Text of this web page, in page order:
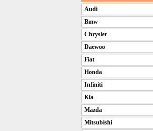
Audi
Bmw
Chrysler
Daewoo
Fiat
Honda
Infiniti
Kia
Mazda
Mitsubishi